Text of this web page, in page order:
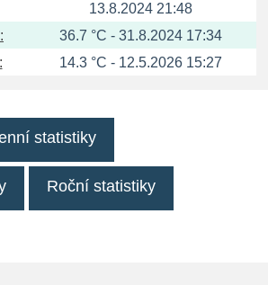
13.8.2024 21:48
36.7 °C - 31.8.2024 17:34
14.3 °C - 12.5.2026 15:27
statistiky
Roční statistiky